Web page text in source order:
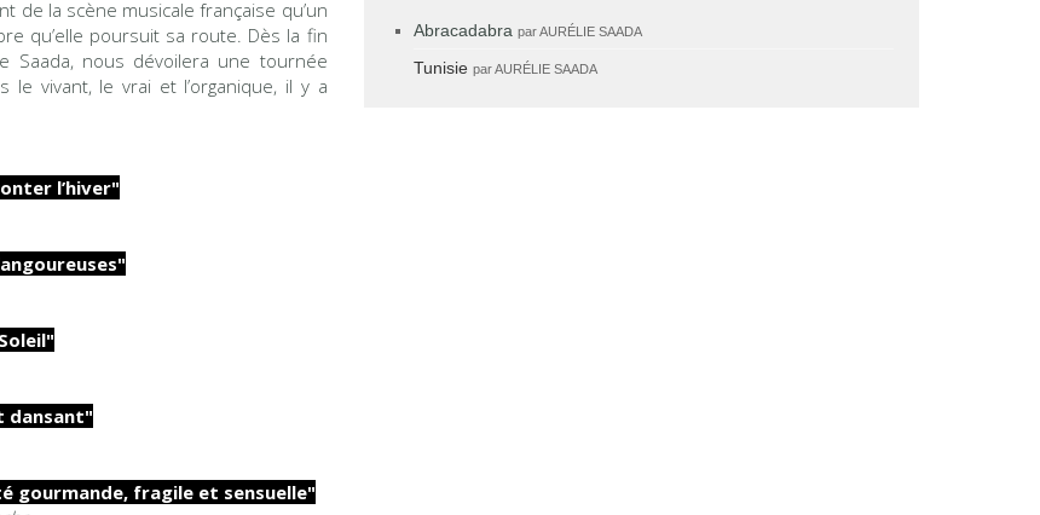
de la scène musicale française qu’un
qu’elle poursuit sa route. Dès la fin
Saada, nous dévoilera une tournée
vivant, le vrai et l’organique, il y a
l’hiver"
dansant"
gourmande, fragile et sensuelle"
Abracadabra par AURÉLIE SAADA
Tunisie par AURÉLIE SAADA